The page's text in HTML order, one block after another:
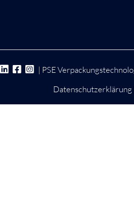
| PSE
Datenschutzerklärung